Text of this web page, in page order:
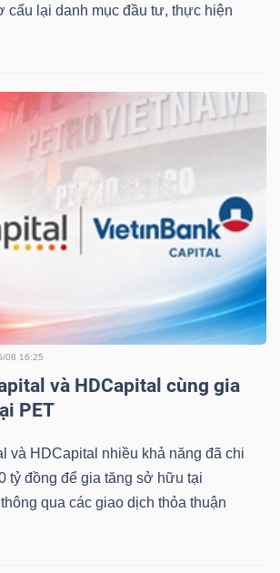
cấu lại danh mục đầu tư, thực hiện
08 16:25
và HDCapital cùng gia
PET
và HDCapital nhiều khả năng đã chi
tỷ đồng để gia tăng sở hữu tại
qua các giao dịch thỏa thuận